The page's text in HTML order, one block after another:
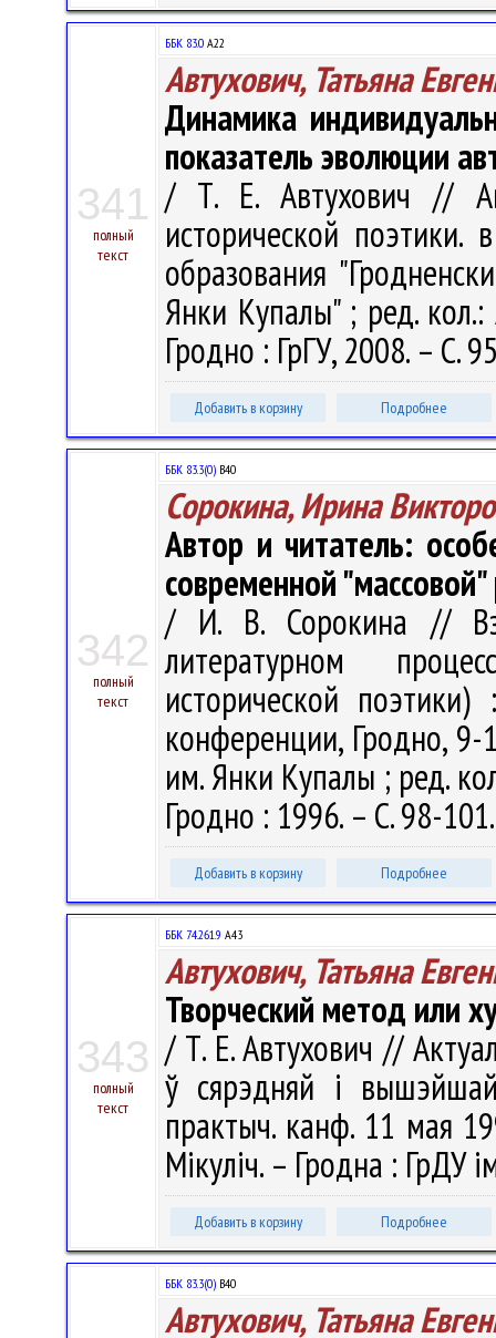
341
полный
текст
ББК 83.0 А22
Автухович, Татьяна
Динамика
показатель эволюции
/ Т. Е. Автухович //
исторической
образования
Янки Купалы" ; ред.
Гродно : ГрГУ, 2008. – С.
Добавить в корзину Подробнее
342
полный
текст
ББК 83.3(0) В40
Сорокина, Ирина
Автор и читатель:
современной
/ И. В. Сорокина //
литературном
исторической
конференции, Гродно, 9-
им. Янки Купалы ; ред.
Гродно : 1996. – С. 98-
Добавить в корзину Подробнее
343
полный
текст
ББК 74.261.9 А43
Автухович, Татьяна
Творческий метод или
/ Т. Е. Автухович //
ў сярэдняй і
практыч. канф. 11 мая
Мікуліч. – Гродна : ГрДУ
Добавить в корзину Подробнее
ББК 83.3(0) В40
Автухович, Татьяна